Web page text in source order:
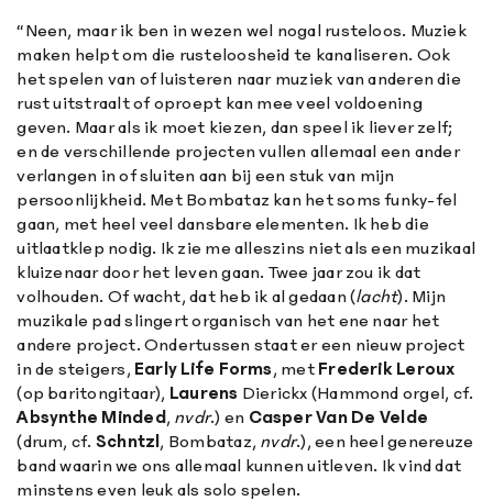
“Neen, maar ik ben in wezen wel nogal rusteloos. Muziek
maken helpt om die rusteloosheid te kanaliseren. Ook
het spelen van of luisteren naar muziek van anderen die
rust uitstraalt of oproept kan mee veel voldoening
geven. Maar als ik moet kiezen, dan speel ik liever zelf;
en de verschillende projecten vullen allemaal een ander
verlangen in of sluiten aan bij een stuk van mijn
persoonlijkheid. Met Bombataz kan het soms funky-fel
gaan, met heel veel dansbare elementen. Ik heb die
uitlaatklep nodig. Ik zie me alleszins niet als een muzikaal
kluizenaar door het leven gaan. Twee jaar zou ik dat
volhouden. Of wacht, dat heb ik al gedaan (lacht). Mijn
muzikale pad slingert organisch van het ene naar het
andere project. Ondertussen staat er een nieuw project
in de steigers, Early Life Forms, met Frederik Leroux
(op baritongitaar), Laurens Dierickx (Hammond orgel, cf.
Absynthe Minded, nvdr.) en CasperVan De Velde
(drum, cf. Schntzl, Bombataz, nvdr.), een heel genereuze
band waarin we ons allemaal kunnen uitleven. Ik vind dat
minstens even leuk als solo spelen.